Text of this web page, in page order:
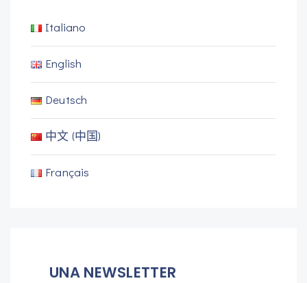
Italiano
English
Deutsch
中文 (中国)
Français
UNA NEWSLETTER